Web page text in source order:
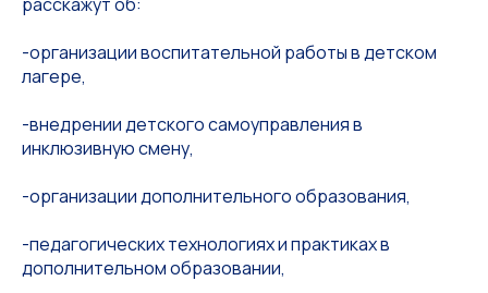
-организации воспитательной работы в детском
лагере,
-внедрении детского самоуправления в
инклюзивную смену,
-организации дополнительного образования,
-педагогических технологиях и практиках в
дополнительном образовании,